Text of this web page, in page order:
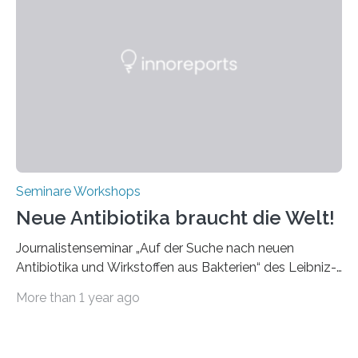
diesmal auf innovativen Strahlformungslösungen, die
Seminare Workshops
Neue Antibiotika braucht die Welt!
Journalistenseminar „Auf der Suche nach neuen
Antibiotika und Wirkstoffen aus Bakterien“ des Leibniz-
2024. Eine zunehmende und besorgniserregende
More than 1 year ago